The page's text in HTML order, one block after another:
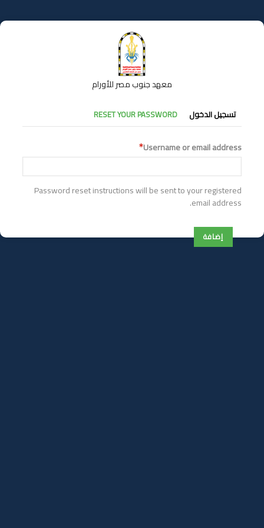
إلى
المحتوى
معهد جنوب مصر للأورام
التبويبات
الأساسية
تسجيل الدخول RESET YOUR PASSWORD
Username or email address
Password reset instructions will be sent to your registered
email address.